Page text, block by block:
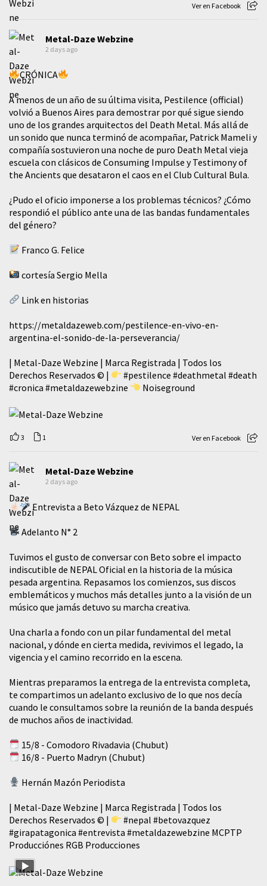
Ver en Facebook
Metal-Daze Webzine
2 days ago
CRÓNICA
A menos de un año de su última visita, Pestilence (official)
volvió a Buenos Aires para demostrar por qué sigue siendo
uno de los grandes arquitectos del Death Metal. Más allá de
un sonido que nunca terminó de acompañar, Patrick Mameli y
compañía sostuvieron una noche de puro Death Metal vieja
escuela con clásicos de Consuming Impulse y Testimony of
the Ancients que desataron el caos en el Club Cultural Bula.
¿Pudo el oficio imponerse a los problemas técnicos? ¿Cómo
respondió el público ante una de las bandas fundamentales
del género?
Franco G. Felice
cortesía Sergio Mella
Link en historias
https://metaldazeweb.com/pestilence-en-vivo-en-
argentina-el-sonido-de-la-perseverancia/
| Metal-Daze Webzine | Marca Registrada | Todos los
Derechos Reservados © |
#pestilence #deathmetal #death
#cronica #metaldazewebzine Noiseground
3 1 Ver en Facebook
Metal-Daze Webzine
2 days ago
Entrevista a Beto Vázquez de NEPAL
Adelanto N° 2
Tuvimos el gusto de conversar con Beto sobre el impacto
indiscutible de NEPAL Oficial en la historia de la música
pesada argentina. Repasamos los comienzos, sus discos
emblemáticos y muchos más detalles junto a la visión de un
músico que jamás detuvo su marcha creativa.
​Una charla a fondo con un pilar fundamental del metal
nacional, y dónde en cierta medida, revivimos el legado, la
vigencia y el camino recorrido en la escena.
Mientras preparamos la entrega de la entrevista completa,
te compartimos un adelanto exclusivo de lo que nos decía
cuando le consultamos sobre la reunión de la banda después
de muchos años de inactividad.
15/8 - Comodoro Rivadavia (Chubut)
16/8 - Puerto Madryn (Chubut)
Hernán Mazón Periodista
| Metal-Daze Webzine | Marca Registrada | Todos los
Derechos Reservados © |
#nepal #betovazquez
#girapatagonica #entrevista #metaldazewebzine MCPTP
Producciónes RGB Producciones